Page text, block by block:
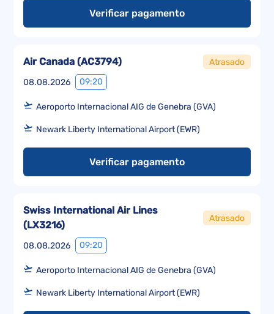
Verificar pagamento
08.08.2026 09:20
Air Canada (AC3794) Atrasado
Aeroporto Internacional AIG de Genebra (GVA)
Newark Liberty International Airport (EWR)
Verificar pagamento
08.08.2026 09:20
Swiss International Air Lines
(LX3216)
Atrasado
Aeroporto Internacional AIG de Genebra (GVA)
Newark Liberty International Airport (EWR)